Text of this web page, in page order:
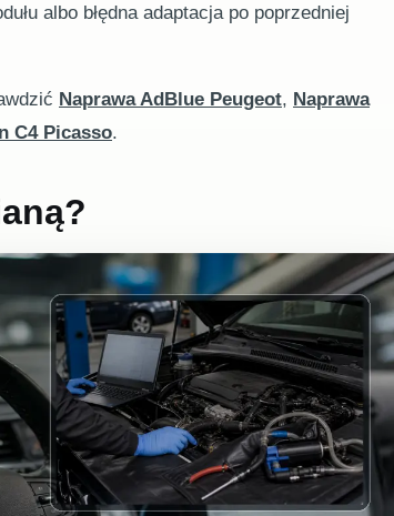
albo błędna adaptacja po poprzedniej
Naprawa AdBlue Peugeot, Naprawa
C4 Picasso.